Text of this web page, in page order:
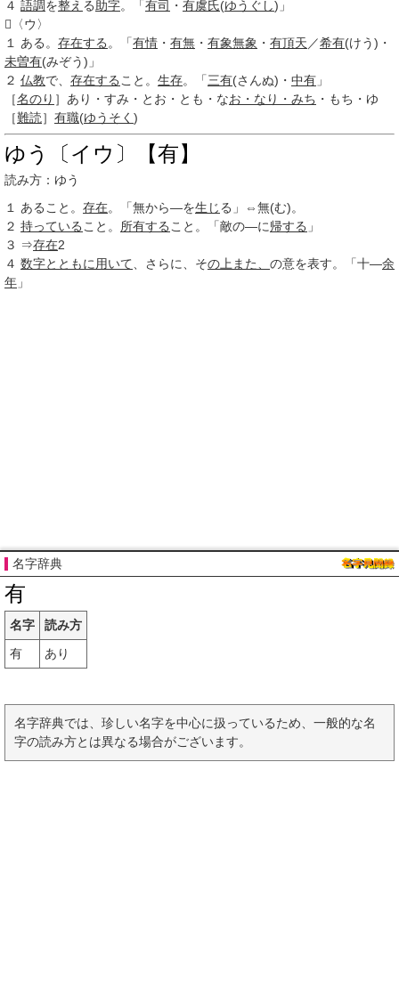
４ 語調を整え る助字。「有司 ・ 有虞氏(ゆうぐし)」
〈ウ〉
１
ある。 存在する 。「有情 ・ 有無 ・ 有象無象 ・ 有頂天 ／希有(けう)・
未曽有(みぞう)」
２ 仏教で、 存在する こと。 生存。「三有(さんぬ)・ 中有 」
［名のり ］あり・すみ・とお・とも・なお・なり・みち ・もち・ゆ
［難読］ 有職(ゆうそく )
ゆう〔イウ〕【有】
読み方：ゆう
１
あること。 存在。「無から―を生じる」⇔無(む)。
２ 持っている こと。 所有する こと。「敵の―に帰する 」
３ ⇒存在2
４ 数字とともに 用いて 、さらに、その上 また、 の意を表す。「十―余
年 」
名字辞典
有
名字
読み方
有
あり
名字辞典では、珍しい名字を中心に扱っているため、一般的な名
字の読み方とは異なる場合がございます。